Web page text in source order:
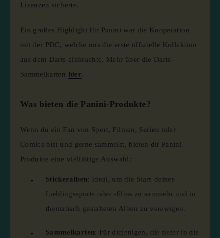
Lizenzen sicherte.
Ein großes Highlight für Panini war die Kooperation
mit der PDC, welche uns die erste offizielle Kollektion
aus dem Darts einbrachte. Mehr über die Darts-
Sammelkarten hier.
Was bieten die Panini-Produkte?
Wenn du ein Fan von Sport, Filmen, Serien oder
Comics bist und gerne sammelst, bieten dir Panini-
Produkte eine vielfältige Auswahl:
Stickeralben: Ideal, um die Stars deines
Lieblingssports oder -films zu sammeln und in
thematisch gestalteten Alben zu verewigen.
Sammelkarten: Für diejenigen, die tiefer in die